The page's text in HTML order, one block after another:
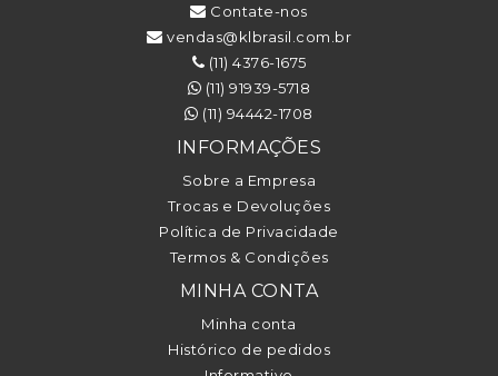
Contate-nos
vendas@klbrasil.com.br
(11) 4376-1675
(11) 91939-5718
(11) 94442-1708
INFORMAÇÕES
Sobre a Empresa
Trocas e Devoluções
Política de Privacidade
Termos & Condições
MINHA CONTA
Minha conta
Histórico de pedidos